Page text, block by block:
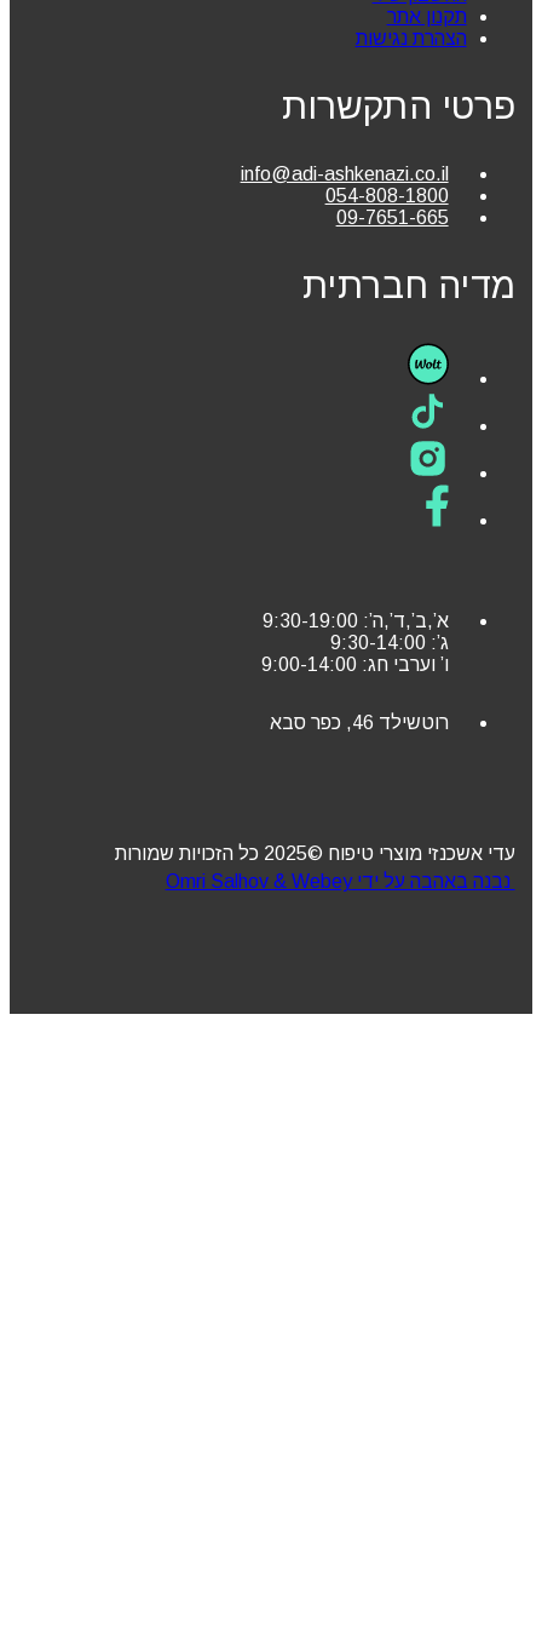
תקנון אתר
הצהרת נגישות
פרטי התקשרות
info@adi-ashkenazi.co.il
054-808-1800
09-7651-665
מדיה חברתית
א’,ב’,ד’,ה’: 9:30-19:00
ג’: 9:30-14:00
ו’ וערבי חג: 9:00-14:00
רוטשילד 46, כפר סבא
עדי אשכנזי מוצרי טיפוח ©2025 כל הזכויות שמורות
נבנה באהבה על ידי Omri Salhov & Webey